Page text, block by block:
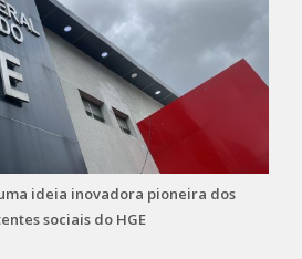
ideia inovadora pioneira dos
sociais do HGE